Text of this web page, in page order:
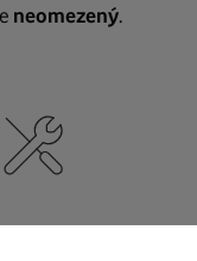
neomezený.